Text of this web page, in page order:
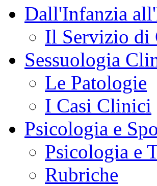
Dall'Infanzia
Il Servizio di
Sessuologia
Le Patologie
I Casi Clinici
Psicologia e
Psicologia e
Rubriche